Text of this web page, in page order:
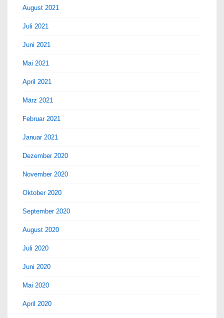
August 2021
Juli 2021
Juni 2021
Mai 2021
April 2021
März 2021
Februar 2021
Januar 2021
Dezember 2020
November 2020
Oktober 2020
September 2020
August 2020
Juli 2020
Juni 2020
Mai 2020
April 2020